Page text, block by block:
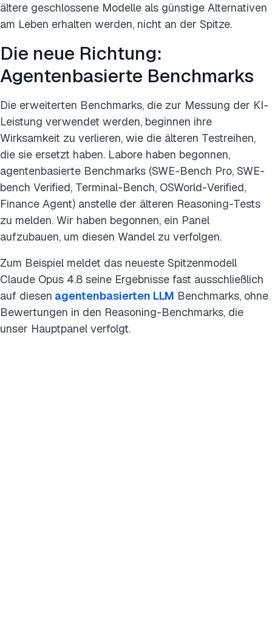
ältere geschlossene Modelle als günstige Alternativen
am Leben erhalten werden, nicht an der Spitze.
Die neue Richtung:
Agentenbasierte Benchmarks
Die erweiterten Benchmarks, die zur Messung der KI-
Leistung verwendet werden, beginnen ihre
Wirksamkeit zu verlieren, wie die älteren Testreihen,
die sie ersetzt haben. Labore haben begonnen,
agentenbasierte Benchmarks (SWE-Bench Pro, SWE-
bench Verified, Terminal-Bench, OSWorld-Verified,
Finance Agent) anstelle der älteren Reasoning-Tests
zu melden. Wir haben begonnen, ein Panel
aufzubauen, um diesen Wandel zu verfolgen.
Zum Beispiel meldet das neueste Spitzenmodell
Claude Opus 4.8 seine Ergebnisse fast ausschließlich
auf diesen agentenbasierten LLM Benchmarks, ohne
Bewertungen in den Reasoning-Benchmarks, die
unser Hauptpanel verfolgt.